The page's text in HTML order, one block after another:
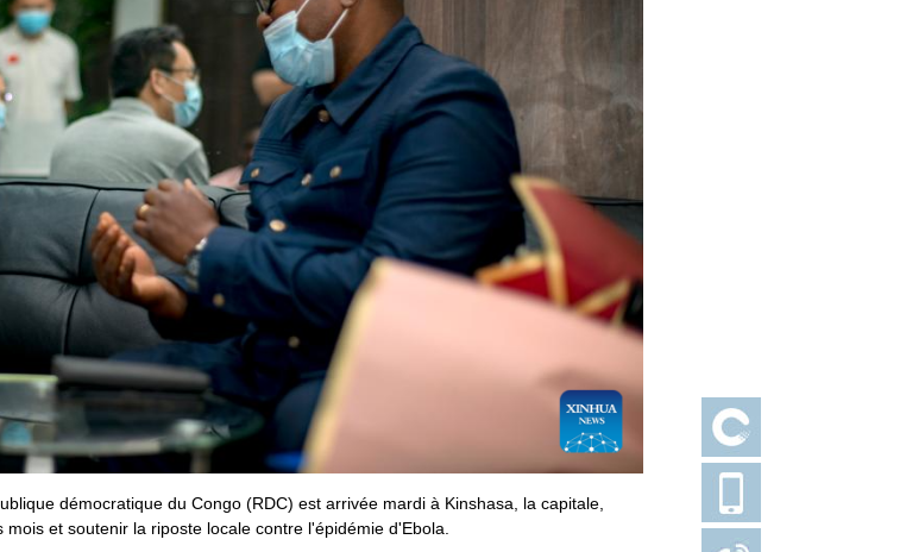
démocratique du Congo (RDC) est arrivée mardi à Kinshasa, la capitale,
et soutenir la riposte locale contre l'épidémie d'Ebola.